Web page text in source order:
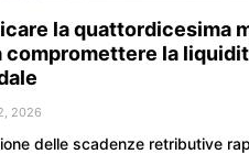
la quattordicesima
compromettere la
2026
delle scadenze retributive